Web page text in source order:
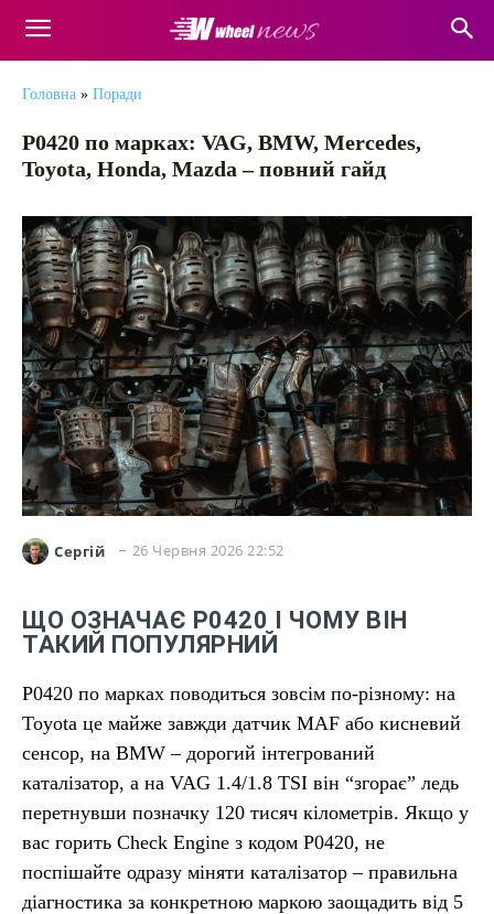
Головна » Поради
P0420 по марках: VAG, BMW, Mercedes,
Toyota, Honda, Mazda – повний гайд
Сергій 26 Червня 2026 22:52
ЩО ОЗНАЧАЄ P0420 І ЧОМУ ВІН
ТАКИЙ ПОПУЛЯРНИЙ
P0420 по марках поводиться зовсім по-різному: на
Toyota це майже завжди датчик MAF або кисневий
сенсор, на BMW – дорогий інтегрований
каталізатор, а на VAG 1.4/1.8 TSI він “згорає” ледь
перетнувши позначку 120 тисяч кілометрів. Якщо у
вас горить Check Engine з кодом P0420, не
поспішайте одразу міняти каталізатор – правильна
діагностика за конкретною маркою заощадить від 5